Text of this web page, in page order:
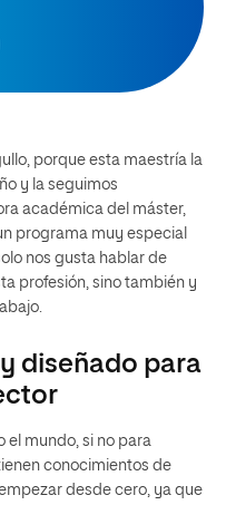
porque esta maestría la
y la seguimos
académica del máster,
programa muy especial
solo nos gusta hablar de
profesión, sino también y
diseñado para
el mundo, si no para
conocimientos de
desde cero, ya que